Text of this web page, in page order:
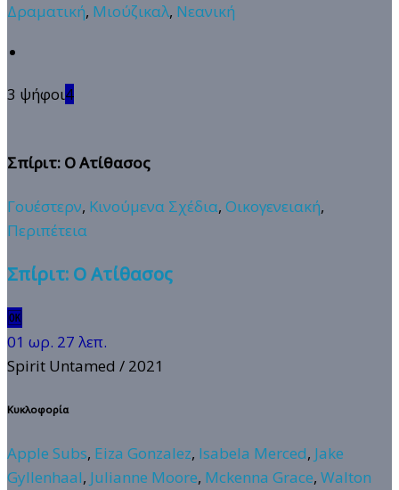
Δραματική, Μιούζικαλ, Νεανική
3 ψήφοι4
Σπίριτ: Ο Ατίθασος
Γουέστερν, Κινούμενα Σχέδια, Οικογενειακή,
Περιπέτεια
Σπίριτ: Ο Ατίθασος
🆗
01 ωρ. 27 λεπ.
Spirit Untamed / 2021
Κυκλοφορία
Apple Subs, Eiza Gonzalez, Isabela Merced, Jake
Gyllenhaal, Julianne Moore, Mckenna Grace, Walton